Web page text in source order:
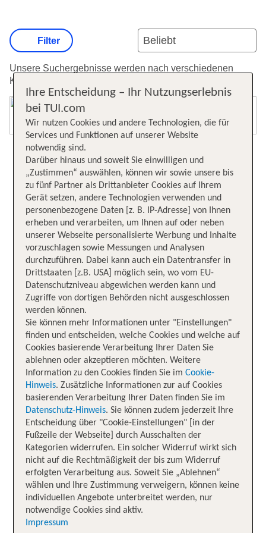
Unsere Suchergebnisse werden nach verschiedenen
Kriterien sortiert.
Filter
Ihre Entscheidung – Ihr Nutzungserlebnis
bei TUI.com
Wir nutzen Cookies und andere Technologien, die für
Services und Funktionen auf unserer Website
notwendig sind.
Darüber hinaus und soweit Sie einwilligen und
„Zustimmen“ auswählen, können wir sowie unsere bis
zu fünf Partner als Drittanbieter Cookies auf Ihrem
Gerät setzen, andere Technologien verwenden und
personenbezogene Daten [z. B. IP-Adresse] von Ihnen
erheben und verarbeiten, um Ihnen auf oder neben
unserer Webseite personalisierte Werbung und Inhalte
vorzuschlagen sowie Messungen und Analysen
durchzuführen. Dabei kann auch ein Datentransfer in
Drittstaaten [z.B. USA] möglich sein, wo vom EU-
Datenschutzniveau abgewichen werden kann und
Zugriffe von dortigen Behörden nicht ausgeschlossen
werden können.
Sie können mehr Informationen unter "Einstellungen"
finden und entscheiden, welche Cookies und welche auf
Cookies basierende Verarbeitung Ihrer Daten Sie
ablehnen oder akzeptieren möchten. Weitere
Information zu den Cookies finden Sie im Cookie-
Hinweis. Zusätzliche Informationen zur auf Cookies
basierenden Verarbeitung Ihrer Daten finden Sie im
Datenschutz-Hinweis. Sie können zudem jederzeit Ihre
Entscheidung über "Cookie-Einstellungen" [in der
Fußzeile der Webseite] durch Ausschalten der
Kategorien widerrufen. Ein solcher Widerruf wirkt sich
nicht auf die Rechtmäßigkeit der bis zum Widerruf
erfolgten Verarbeitung aus. Soweit Sie „Ablehnen“
wählen und Ihre Zustimmung verweigern, können keine
individuellen Angebote unterbreitet werden, nur
notwendige Cookies sind aktiv.
Impressum